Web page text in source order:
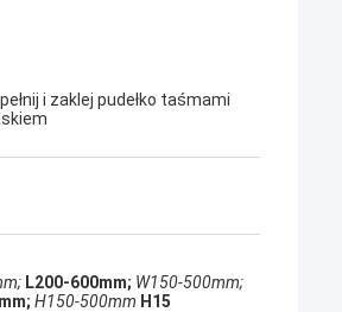
i zaklej pudełko taśmami
L200-600mm; W150-500mm;
H150-500mm H15